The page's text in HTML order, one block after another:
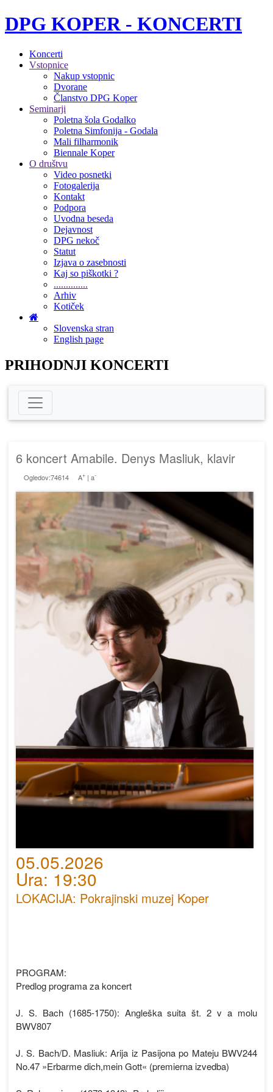
DPG KOPER - KONCERTI
Koncerti
Vstopnice
Nakup vstopnic
Dvorane
Članstvo DPG Koper
Seminarji
Poletna šola Godalko
Poletna Simfonija - Godala
Mali filharmonik
Biennale Koper
O društvu
Video posnetki
Fotogalerija
Kontakt
Podpora
Uvodna beseda
Dejavnost
DPG nekoč
Statut
Izjava o zasebnosti
Kaj so piškotki ?
..............
Arhiv
Kotiček
Slovenska stran
English page
PRIHODNJI KONCERTI
6 koncert Amabile. Denys Masliuk, klavir
Ogledov:74614 A+| a-
05.05.2026
Ura: 19:30
LOKACIJA: Pokrajinski muzej Koper
PROGRAM:
Predlog programa za koncert
J. S. Bach (1685-1750): Angleška suita št. 2 v a molu
BWV807
J. S. Bach/D. Masliuk: Arija iz Pasijona po Mateju BWV244
No.47 »Erbarme dich,mein Gott« (premierna izvedba)